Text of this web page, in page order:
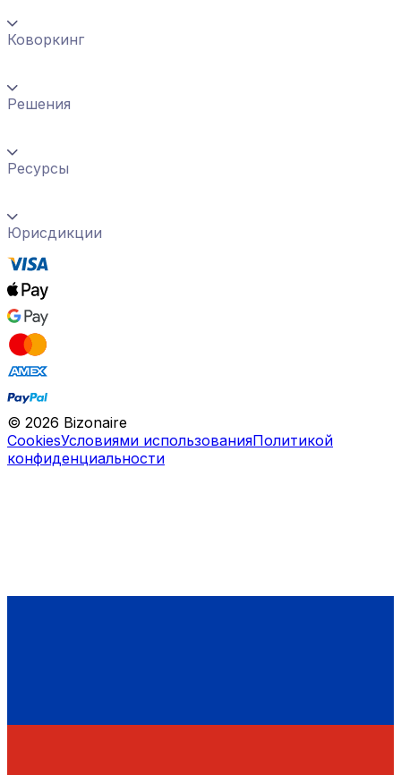
Коворкинг
Решения
Ресурсы
Юрисдикции
© 2026 Bizonaire
CookiesУсловиями использованияПолитикой
конфиденциальности